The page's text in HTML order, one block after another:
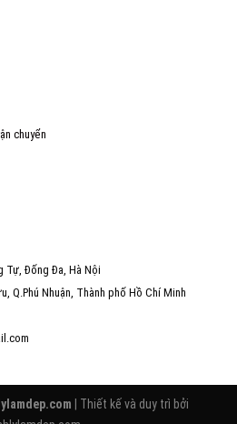
chuyển
Tự, Đống Đa, Hà Nội
Q.Phú Nhuận, Thành phố Hồ Chí Minh
| Thiết kế và duy trì bởi